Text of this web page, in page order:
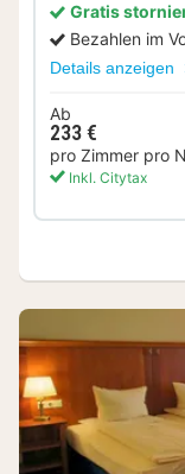
Gratis
Bezahlen im
Details anzeigen
Ab
233 €
pro Zimmer pro
Inkl. Citytax